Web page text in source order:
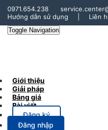
0971.654.238
Hướng dẫn sử dụng
Liên
Toggle Navigation
Giới thiệu
Giải pháp
Bảng giá
Bài viết
Đăng ký
Đăng nhập